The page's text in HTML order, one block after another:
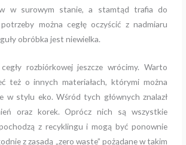
w surowym stanie, a stamtąd trafia do
można cegłę oczyścić z nadmiaru
obróbka jest niewielka.
rozbiórkowej jeszcze wrócimy. Warto
też o innych materiałach, którymi można
w stylu eko. Wśród tych głównych znalazł
oraz korek. Oprócz nich są wszystkie
z recyklingu i mogą być ponownie
z zasadą „zero waste” pożądane w takim